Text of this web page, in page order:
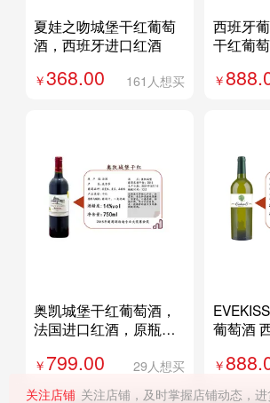
夏娃之吻城堡干红葡萄
酒，西班牙进口红酒
368.00 161人想买
西班牙
干红葡
奥凯城堡干红葡萄酒，
法国进口红酒，原瓶原
799.00 29人想买
葡萄酒
关注店铺 关注店铺，及时掌握店铺动态，